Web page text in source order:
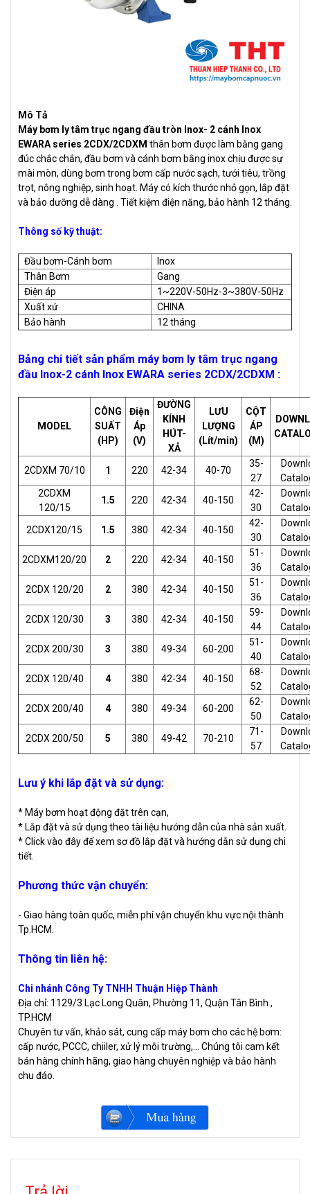
Mô Tả
Máy bơm ly tâm trục ngang đầu tròn Inox- 2 cánh Inox
EWARA series 2CDX/2CDXM thân bơm được làm bằng gang
đúc chắc chắn, đầu bơm và cánh bơm bằng inox chịu được sự
mài mòn, dùng bơm trong bơm cấp nước sạch, tưới tiêu, trồng
trọt, nông nghiệp, sinh hoạt. Máy có kích thước nhỏ gọn, lắp đặt
và bảo dưỡng dễ dàng . Tiết kiệm điện năng, bảo hành 12 tháng.
Thông số kỹ thuật:
Đầu bơm-Cánh bơm
Inox
Thân Bơm
Gang
Điện áp
1~220V-50Hz-3~380V-50Hz
Xuất xứ
CHINA
Bảo hành
12 tháng
Bảng chi tiết sản phẩm máy bơm ly tâm trục ngang
đầu Inox-2 cánh Inox EWARA series 2CDX/2CDXM :
MODEL
CÔNG
SUẤT
(HP)
Điện
Áp
(V)
ĐƯỜNG
KÍNH
HÚT-
XẢ
LƯU
LƯỢNG
(Lít/min)
CỘT
ÁP
(M)
2CDXM 70/10 1 220 42-34 40-70
35-
27
2CDXM
120/15
1.5 220 42-34 40-150
42-
30
2CDX120/15
1.5 380 42-34 40-150
42-
30
2CDXM120/20
2 220 42-34 40-150
51-
36
2CDX 120/20
2 380 42-34 40-150
51-
36
2CDX 120/30
3 380 42-34 40-150
59-
44
2CDX 200/30
3 380 49-34 60-200
51-
40
2CDX 120/40
4 380 42-34 40-150
68-
52
2CDX 200/40
4 380 49-34 60-200
62-
50
2CDX 200/50
5 380 49-42 70-210
71-
57
Lưu ý khi lắp đặt và sử dụng:
* Máy bơm hoạt động đặt trên cạn,
* Lắp đặt và sử dụng theo tài liệu hướng dẫn của nhà sản xuất.
* Click vào đây để xem sơ đồ lắp đặt và hướng dẫn sử dụng chi
tiết.
Phương thức vận chuyển:
- Giao hàng toàn quốc, miễn phí vận chuyển khu vực nội thành
Tp.HCM.
Thông tin liên hệ:
Chi nhánh Công Ty TNHH Thuận Hiệp Thành
Địa chỉ: 1129/3 Lạc Long Quân, Phường 11, Quận Tân Bình ,
TP.HCM
Chuyên tư vấn, khảo sát, cung cấp máy bơm cho các hệ bơm:
cấp nước, PCCC, chiiler, xử lý môi trường,... Chúng tôi cam kết
bán hàng chính hãng, giao hàng chuyên nghiệp và bảo hành
chu đáo.